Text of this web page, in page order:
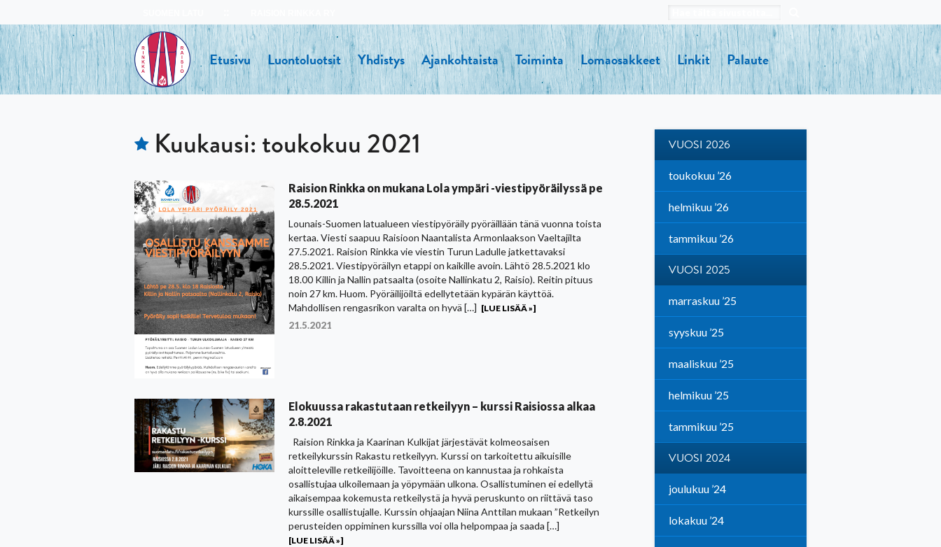
to
content
Etusivu Luontoluotsit Yhdistys Ajankohtaista Toiminta Lomaosakkeet Linkit Palaute
Kuukausi:toukokuu 2021
Raision Rinkka on mukana Lola ympäri -viestipyöräilyssä pe
28.5.2021
Lounais-Suomen latualueen viestipyöräily pyöräillään tänä vuonna toista
kertaa. Viesti saapuu Raisioon Naantalista Armonlaakson Vaeltajilta
27.5.2021. Raision Rinkka vie viestin Turun Ladulle jatkettavaksi
28.5.2021. Viestipyöräilyn etappi on kaikille avoin. Lähtö 28.5.2021 klo
18.00 Killin ja Nallin patsaalta (osoite Nallinkatu 2, Raisio). Reitin pituus
noin 27 km. Huom. Pyöräilijöiltä edellytetään kypärän käyttöä.
Mahdollisen rengasrikon varalta on hyvä […] [LUE LISÄÄ »]
21.5.2021
Elokuussa rakastutaan retkeilyyn – kurssi Raisiossa alkaa
2.8.2021
Raision Rinkka ja Kaarinan Kulkijat järjestävät kolmeosaisen
retkeilykurssin Rakastu retkeilyyn. Kurssi on tarkoitettu aikuisille
aloitteleville retkeilijöille. Tavoitteena on kannustaa ja rohkaista
osallistujaa ulkoilemaan ja yöpymään ulkona. Osallistuminen ei edellytä
aikaisempaa kokemusta retkeilystä ja hyvä peruskunto on riittävä taso
kurssille osallistujalle. Kurssin ohjaajan Niina Anttilan mukaan ”Retkeilyn
perusteiden oppiminen kurssilla voi olla helpompaa ja saada […]
[LUE LISÄÄ »]
VUOSI 2026
toukokuu ’26
helmikuu ’26
tammikuu ’26
VUOSI 2025
marraskuu ’25
syyskuu ’25
maaliskuu ’25
helmikuu ’25
tammikuu ’25
VUOSI 2024
joulukuu ’24
lokakuu ’24